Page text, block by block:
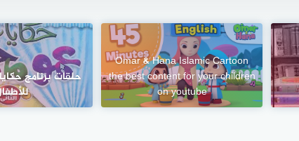
Omar & Hana Islamic Cartoon
the best content for your children
on youtube
حلقات برنامج